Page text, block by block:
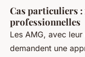
Cas particuliers :
professionnelles
Les AMG, avec
demandent une